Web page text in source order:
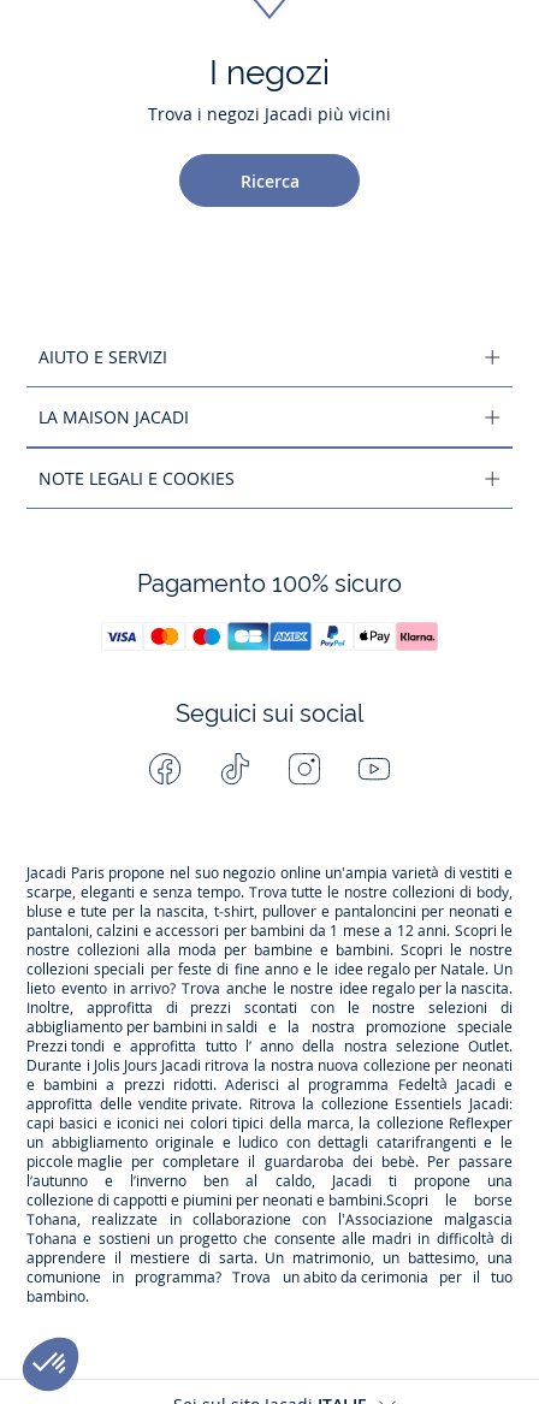
I negozi
Trova i negozi Jacadi più vicini
Ricerca
AIUTO E SERVIZI
LA MAISON JACADI
NOTE LEGALI E COOKIES
Pagamento 100% sicuro
Seguici sui social
Facebook Tiktok InstagramYoutube
Jacadi Paris propone nel suo negozio online un'ampia varietà di vestiti e
scarpe, eleganti e senza tempo. Trova tutte le nostre collezioni di body,
bluse e tute per la nascita, t-shirt, pullover e pantaloncini per neonati e
pantaloni, calzini e accessori per bambini da 1 mese a 12 anni. Scopri le
nostre collezioni alla moda per bambine e bambini. Scopri le nostre
collezioni speciali per feste di fine anno e le idee regalo per Natale. Un
lieto evento in arrivo? Trova anche le nostre idee regalo per la nascita.
Inoltre, approfitta di prezzi scontati con le nostre selezioni di
abbigliamento per bambini in saldi e la nostra promozione speciale
Prezzi tondi e approfitta tutto l’ anno della nostra selezione Outlet.
Durante i Jolis Jours Jacadi ritrova la nostra nuova collezione per neonati
e bambini a prezzi ridotti. Aderisci al programma Fedeltà Jacadi e
approfitta dellevendite private. Ritrova la collezione Essentiels Jacadi:
capi basici e iconici nei colori tipici della marca, la collezione Reflexper
un abbigliamento originale e ludico con dettagli catarifrangenti e le
piccole maglie per completare il guardaroba dei bebè. Per passare
l’autunno e l’inverno ben al caldo, Jacadi ti propone una
collezione di cappotti e piumini per neonati e bambini.Scopri le borse
Tohana, realizzate in collaborazione con l'Associazione malgascia
Tohana e sostieni un progetto che consente alle madri in difficoltà di
apprendere il mestiere di sarta. Un matrimonio, un battesimo, una
comunione in programma? Trova un abito da cerimonia per il tuo
bambino.